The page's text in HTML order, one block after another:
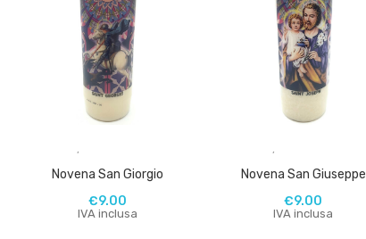
Novena San Giorgio
€9.00
IVA inclusa
Novena San Giuseppe
€9.00
IVA inclusa